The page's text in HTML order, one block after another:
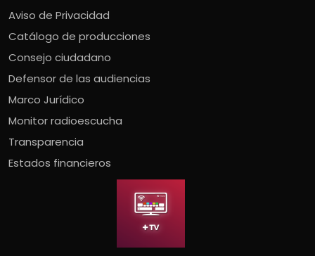
Aviso de Privacidad
Catálogo de producciones
Consejo ciudadano
Defensor de las audiencias
Marco Jurídico
Monitor radioescucha
Transparencia
Estados financieros